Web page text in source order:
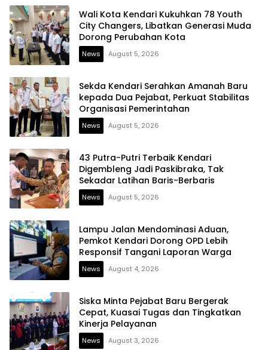
Wali Kota Kendari Kukuhkan 78 Youth
City Changers, Libatkan Generasi Muda
Dorong Perubahan Kota
News August 5, 2026
Sekda Kendari Serahkan Amanah Baru
kepada Dua Pejabat, Perkuat Stabilitas
Organisasi Pemerintahan
News August 5, 2026
43 Putra-Putri Terbaik Kendari
Digembleng Jadi Paskibraka, Tak
Sekadar Latihan Baris-Berbaris
News August 5, 2026
Lampu Jalan Mendominasi Aduan,
Pemkot Kendari Dorong OPD Lebih
Responsif Tangani Laporan Warga
News August 4, 2026
Siska Minta Pejabat Baru Bergerak
Cepat, Kuasai Tugas dan Tingkatkan
Kinerja Pelayanan
News August 3, 2026